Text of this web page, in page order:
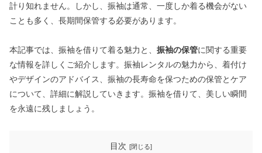
計り知れません。しかし、振袖は通常、一度しか着る機会がない
ことも多く、長期間保管する必要があります。
本記事では、振袖を借りて着る魅力と、 振袖の保管に関する重要
な情報を詳しくご紹介します。振袖レンタルの魅力から、着付け
やデザインのアドバイス、振袖の長寿命を保つための保管とケア
について、詳細に解説していきます。振袖を借りて、美しい瞬間
を永遠に残しましょう。
目次